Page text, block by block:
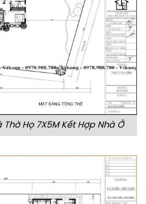
Họ 7X5M Kết Hợp Nhà Ở